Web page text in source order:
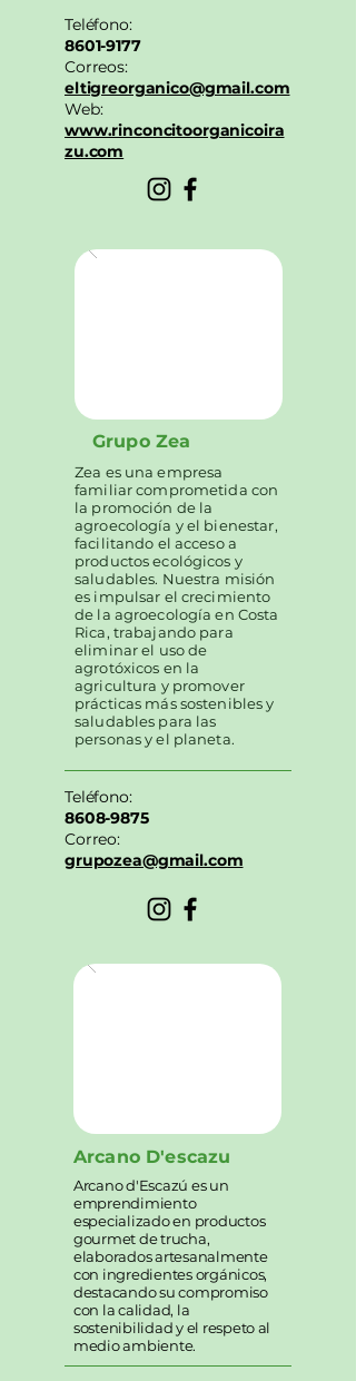
Teléfono:
8601-9177
Correos:
eltigreorganico@gmail.com
Web:
www.rinconcitoorganicoira
zu.com
Grupo Zea
Zea es una empresa
familiar comprometida con
la promoción de la
agroecología y el bienestar,
facilitando el acceso a
productos ecológicos y
saludables. Nuestra misión
es impulsar el crecimiento
de la agroecología en Costa
Rica, trabajando para
eliminar el uso de
agrotóxicos en la
agricultura y promover
prácticas más sostenibles y
saludables para las
personas y el planeta.
Teléfono:
8608-9875
Correo:
grupozea@gmail.com
Arcano D'escazu
Arcano d'Escazú es un
emprendimiento
especializado en productos
gourmet de trucha,
elaborados artesanalmente
con ingredientes orgánicos,
destacando su compromiso
con la calidad, la
sostenibilidad y el respeto al
medio ambiente.